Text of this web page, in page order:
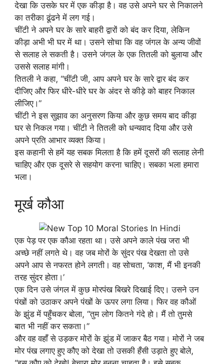
देखा कि उसके घर में एक कीड़ा है। वह उसे अपने घर से निकालने
का तरीका ढूंढने में लग गई।
चींटी ने अपने घर के सारे बाहरी द्वारों को बंद कर दिया, लेकिन
कीड़ा अभी भी घर में था। उसने सोचा कि वह जंगल के अन्य जीवों
से सलाह ले सकती है। उसने जंगल के एक तितली को बुलाया और
उससे सलाह मांगी।
तितली ने कहा, “चींटी जी, आप अपने घर के सारे द्वार बंद कर
दीजिए और फिर धीरे-धीरे घर के अंदर से कीड़े को बाहर निकाल
लीजिए।”
चींटी ने इस सुझाव का अनुसरण किया और कुछ समय बाद कीड़ा
घर से निकल गया। चींटी ने तितली को धन्यवाद दिया और उसे
अपने प्रति आभार व्यक्त किया।
इस कहानी से हमें यह सबक मिलता है कि हमें दूसरों की सलाह लेनी
चाहिए और एक दूसरे से सहयोग करना चाहिए। सबका भला हमारा
भला।
मूर्ख कौआ
एक पेड़ पर एक कौआ रहता था। उसे अपने काले पंख जरा भी
अच्छे नहीं लगते थे। वह जब मोरों के सुंदर पंख देखता तो उसे
अपने आप से नफरत होने लगती। वह सोचता, ‘काश, मैं भी इनकी
तरह सुंदर होता।’
एक दिन उसे जंगल में कुछ मोरपंख बिखरे दिखाई दिए। उसने उन
पंखों को उठाकर अपने पंखों के ऊपर लगा लिया। फिर वह कौओं
के झुंड में पहुँचकर बोला, “तुम लोग कितने गंदे हो। मैं तो तुमसे
बात भी नहीं कर सकता।”
और वह वहाँ से उड़कर मोरों के झुंड में जाकर बैठ गया। मोरों ने जब
मोर पंख लगाए हुए कौए को देखा तो उसकी हँसी उड़ाते हुए बोले,